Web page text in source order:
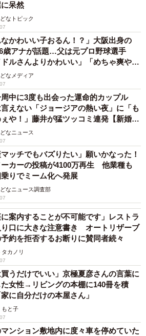
呆然
なトピック
なかわいい子おるん！？」大阪出身の
歳アナが話題…父は元プロ野球選手
ドルさんよりかわいい」「めちゃ爽や
なメディア
中に3度も出会った運命的カップル
えない「ジョージアの熱い夜」に「も
ぇや！」藤井が猛ツッコミ連発【新婚さ
なニュース
マッチでもバズりたい」願いかなった！
カーの投稿が4100万再生 他業種も
りでミーム化へ発展
なニュース調査部
に案内することが不可能です」レストラ
り口に大きな注意書き オートリザーブ
約を拒否するお断りに賛同者続々
カノリ
買うだけでいい」京極夏彦さんの言葉に
女性→リビングの本棚に140冊を積
に自分だけの本屋さん」
もと子
ンション敷地内に度々車を停めていた